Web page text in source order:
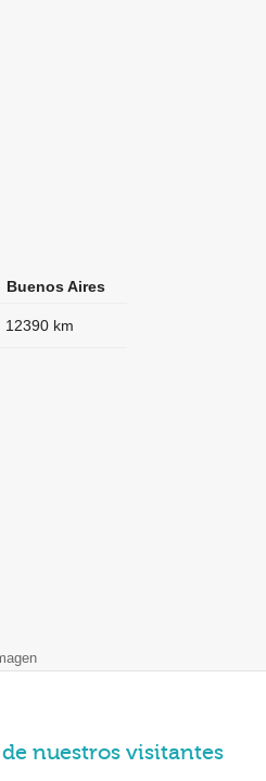
Buenos Aires
12390 km
nuestros visitantes